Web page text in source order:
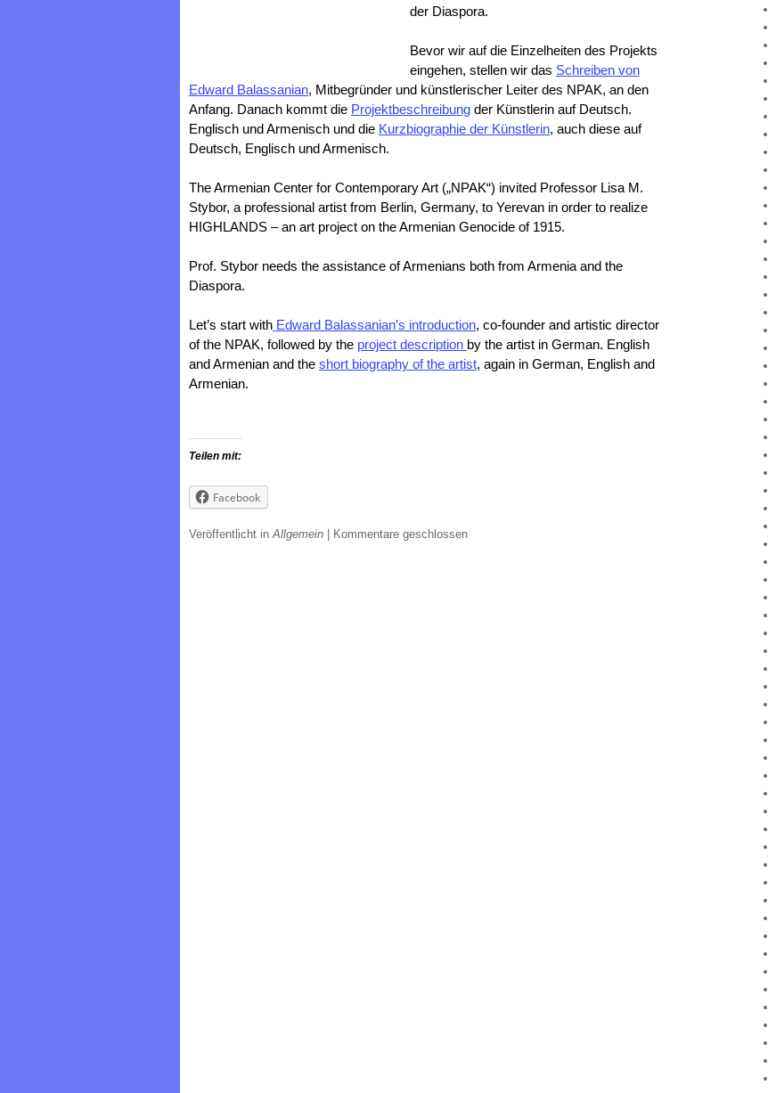
der Diaspora.
Bevor wir auf die Einzelheiten des Projekts
eingehen, stellen wir das Schreiben von
Edward Balassanian, Mitbegründer und künstlerischer Leiter des NPAK, an den
Anfang. Danach kommt die Projektbeschreibung der Künstlerin auf Deutsch.
Englisch und Armenisch und die Kurzbiographie der Künstlerin, auch diese auf
Deutsch, Englisch und Armenisch.
The Armenian Center for Contemporary Art („NPAK“) invited Professor Lisa M.
Stybor, a professional artist from Berlin, Germany, to Yerevan in order to realize
HIGHLANDS – an art project on the Armenian Genocide of 1915.
Prof. Stybor needs the assistance of Armenians both from Armenia and the
Diaspora.
Let’s start with Edward Balassanian’s introduction, co-founder and artistic director
of the NPAK, followed by the project description by the artist in German. English
and Armenian and the short biography of the artist, again in German, English and
Armenian.
Teilen mit:
Facebook
Veröffentlicht inAllgemein Kommentare geschlossen